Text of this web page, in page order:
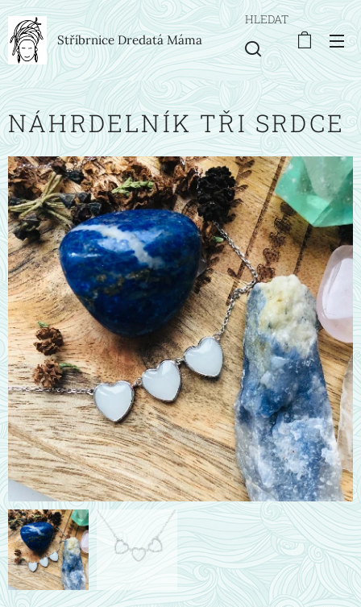
Stříbrnice Dredatá Máma
HLEDAT
NÁHRDELNÍK TŘI SRDCE